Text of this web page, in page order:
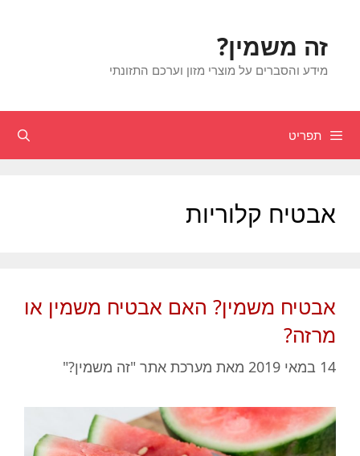
זה משמין?
מידע והסברים על מוצרי מזון וערכם התזונתי
חיפוש תפריט
אבטיח קלוריות
אבטיח משמין? האם אבטיח משמין או
מרזה?
14 במאי 2019 מאת מערכת אתר "זה משמין?"